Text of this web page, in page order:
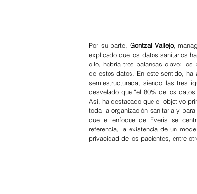
Por su parte, Gontzal Vallejo,
explicado que los datos sanitarios
ello, habría tres palancas clave: los
de estos datos. En este sentido, ha
semiestructurada, siendo las tres
desvelado que “el 80% de los
Así, ha destacado que el objetivo
toda la organización sanitaria y
que el enfoque de Everis se
referencia, la existencia de un
privacidad de los pacientes, entre